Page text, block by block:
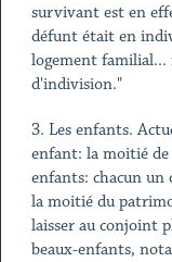
survivant est en
défunt était en
logement familial...
d'indivision."
3. Les enfants.
enfant: la moitié de
enfants: chacun
la moitié du
laisser au conjoint
beaux-enfants,